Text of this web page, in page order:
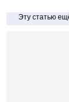
Эту статью